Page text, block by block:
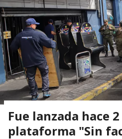
Fue lanzada hace
plataforma "Sin